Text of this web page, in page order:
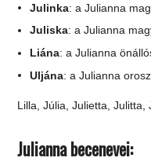
Julinka: a Julianna
Juliska: a Julianna
Liána: a Julianna
Uljána:a Julianna
Lilla, Júlia, Julietta, Julitta,
Julianna becenevei: